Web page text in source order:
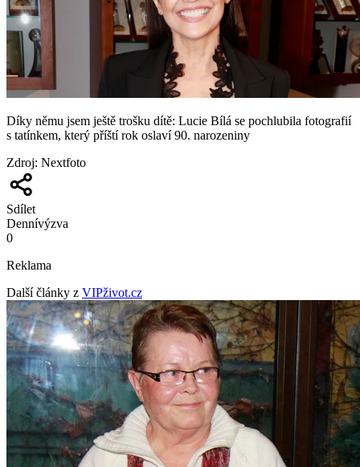
Díky němu jsem ještě trošku dítě: Lucie Bílá se pochlubila fotografií
s tatínkem, který příští rok oslaví 90. narozeniny
Zdroj: Nextfoto
Sdílet
Dennívýzva
0
Reklama
Další články z VIPživot.cz